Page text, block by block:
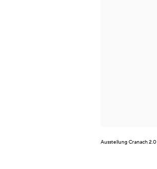
Ausstellung Cranach 2.0